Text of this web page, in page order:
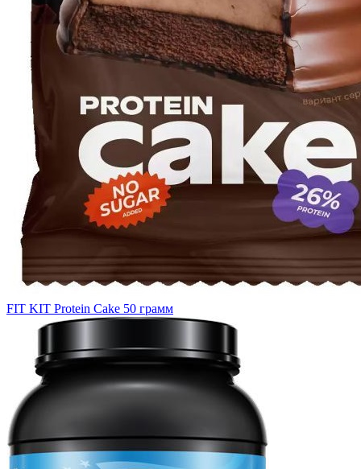
FIT KIT Protein Cake 50 грамм